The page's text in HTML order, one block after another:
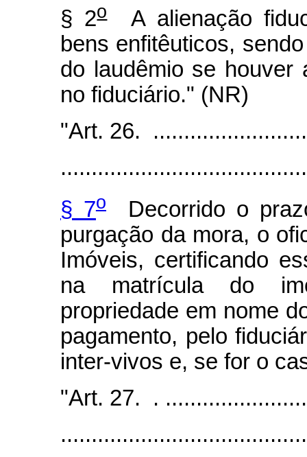
§ 2oA alienação
bens enfitêuticos,
do laudêmio se houver
no fiduciário." (NR)
"Art. 26.
§ 7oDecorrido o
purgação da mora, o
Imóveis, certificando
na matrícula do
propriedade em nome
pagamento, pelo
inter-vivos e, se for o
"Art. 27. .